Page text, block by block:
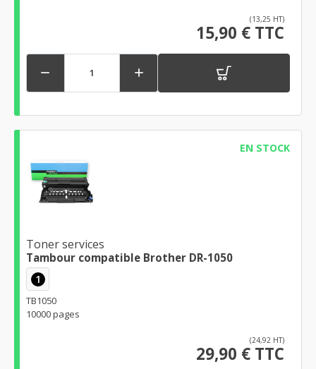
(13,25 HT)
15,90 € TTC
 
EN STOCK
Toner services
Tambour compatible Brother DR-1050
1
TB1050
10000 pages
(24,92 HT)
29,90 € TTC